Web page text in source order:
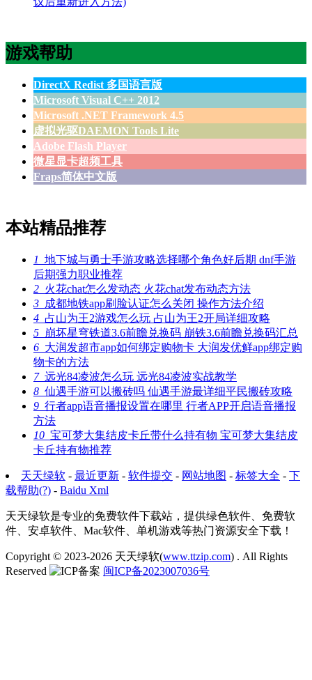
游戏帮助
DirectX Redist 多国语言版
Microsoft Visual C++ 2012
Microsoft .NET Framework 4.5
虚拟光驱DAEMON Tools Lite
Adobe Flash Player
微星显卡超频工具
Fraps简体中文版
本站精品推荐
1 地下城与勇士手游攻略选择哪个角色好后期 dnf手游
后期强力职业推荐
2 火花chat怎么发动态 火花chat发布动态方法
3 成都地铁app刷脸认证怎么关闭 操作方法介绍
4 占山为王2游戏怎么玩 占山为王2开局详细攻略
5 崩坏星穹铁道3.6前瞻兑换码 崩铁3.6前瞻兑换码汇总
6 大润发超市app如何绑定购物卡 大润发优鲜app绑定购
物卡的方法
7远光84凌波怎么玩 远光84凌波实战教学
8 仙遇手游可以搬砖吗 仙遇手游最详细平民搬砖攻略
9 行者app语音播报设置在哪里 行者APP开启语音播报
方法
10 宝可梦大集结皮卡丘带什么持有物 宝可梦大集结皮
卡丘持有物推荐
天天绿软 - 最近更新 - 软件提交 - 网站地图 - 标签大全 - 下
载帮助(?) - Baidu Xml
天天绿软是专业的免费软件下载站，提供绿色软件、免费软
件、安卓软件、Mac软件、单机游戏等热门资源安全下载！
Copyright © 2023-2026 天天绿软(www.ttzip.com) . All Rights
Reserved
闽ICP备2023007036号